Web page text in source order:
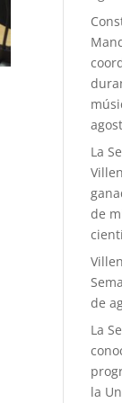
La
de
de
La
la